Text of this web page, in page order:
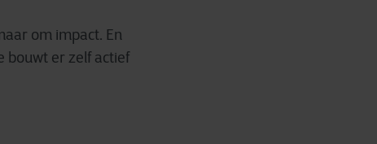
om impact. En
bouwt er zelf actief